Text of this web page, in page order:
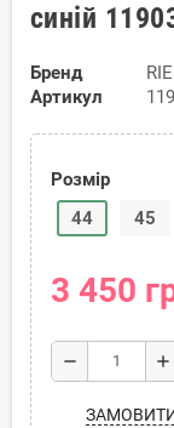
синій
Бренд
Артикул
Розмір
44
45
3 450
remove add
ЗАМОВИТИ